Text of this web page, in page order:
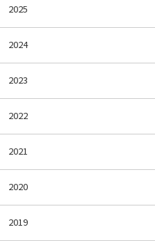
2025
2024
2023
2022
2021
2020
2019